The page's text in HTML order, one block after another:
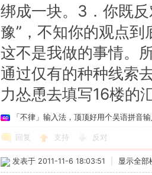
绑成一块。3．你既
豫”，不知你的观点
这不是我做的事情。
通过仅有的种种线索
力怂恿去填写16楼的
「不律」输入法，顶顶好用个吴语拼音
回复 支持 反对
发表于 2011-11-6 18:03:51 显示全部